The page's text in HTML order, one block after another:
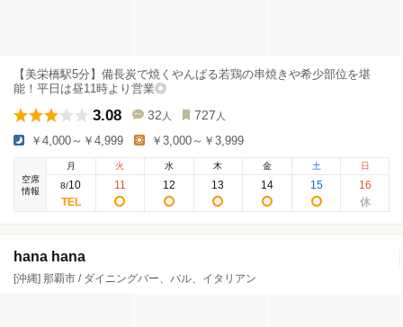
【美栄橋駅5分】備長炭で焼くやんばる若鶏の串焼きや希少部位を堪
能！平日は昼11時より営業◎
3.08 32 人 727 人
￥4,000～￥4,999 ￥3,000～￥3,999
空席
情報
月
8/10
火
11
水
12
木
13
金
14
土
15
日
16
hana hana
[沖縄] 那覇市 / ダイニングバー、バル、イタリアン